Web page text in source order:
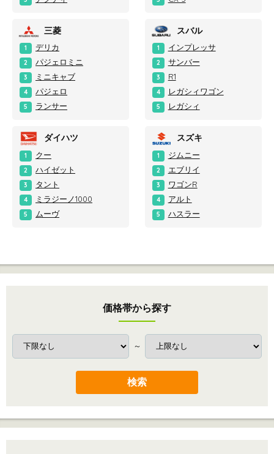
三菱
1 デリカ
2 パジェロミニ
3 ミニキャブ
4 パジェロ
5 ランサー
スバル
1 インプレッサ
2 サンバー
3 R1
4 レガシィワゴン
5 レガシィ
ダイハツ
1 クー
2 ハイゼット
3 タント
4 ミラジーノ1000
5 ムーヴ
スズキ
1 ジムニー
2 エブリイ
3 ワゴンR
4 アルト
5 ハスラー
価格帯から探す
～
検索